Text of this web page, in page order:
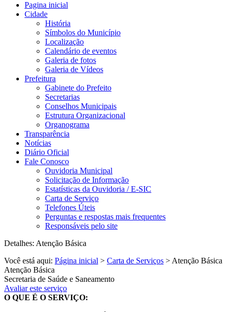
Pagina inicial
Cidade
História
Símbolos do Município
Localização
Calendário de eventos
Galeria de fotos
Galeria de Vídeos
Prefeitura
Gabinete do Prefeito
Secretarias
Conselhos Municipais
Estrutura Organizacional
Organograma
Transparência
Notícias
Diário Oficial
Fale Conosco
Ouvidoria Municipal
Solicitação de Informação
Estatísticas da Ouvidoria / E-SIC
Carta de Serviço
Telefones Úteis
Perguntas e respostas mais frequentes
Responsáveis pelo site
Detalhes: Atenção Básica
Você está aqui: Página inicial > Carta de Serviços > Atenção Básica
Atenção Básica
Secretaria de Saúde e Saneamento
Avaliar este serviço
O QUE É O SERVIÇO: